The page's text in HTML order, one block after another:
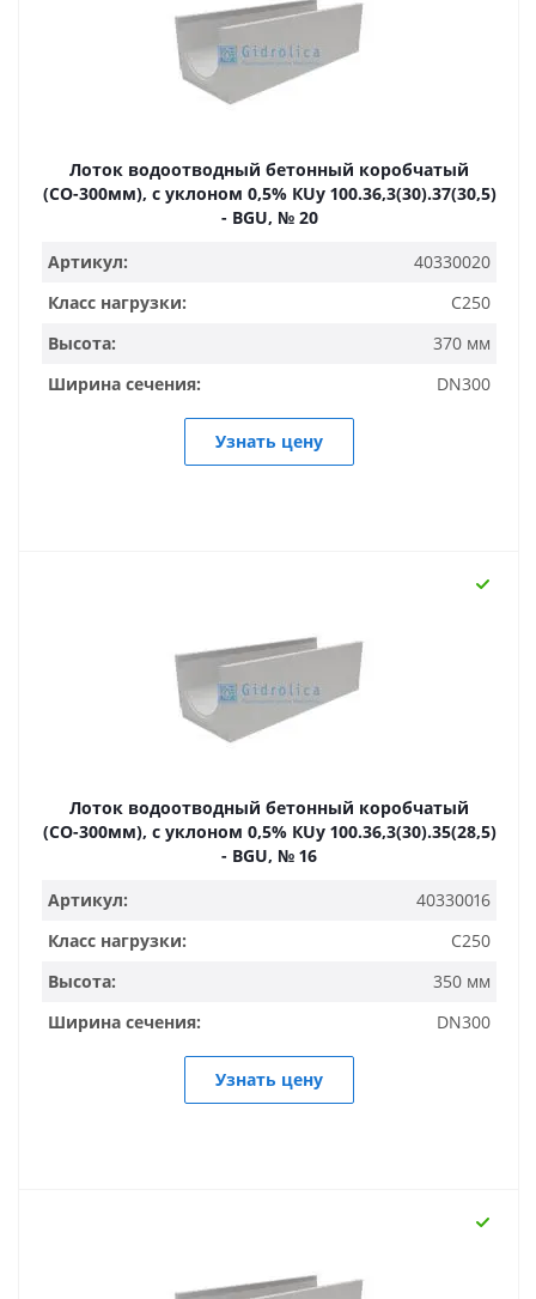
Лоток водоотводный бетонный коробчатый
(СО-300мм), с уклоном 0,5% КUу 100.36,3(30).37(30,5)
- BGU, № 20
Артикул:
40330020
Класс нагрузки:
C250
Высота:
370 мм
Ширина сечения:
DN300
Узнать цену
Лоток водоотводный бетонный коробчатый
(СО-300мм), с уклоном 0,5% КUу 100.36,3(30).35(28,5)
- BGU, № 16
Артикул:
40330016
Класс нагрузки:
C250
Высота:
350 мм
Ширина сечения:
DN300
Узнать цену